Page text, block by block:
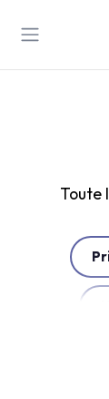
Toute